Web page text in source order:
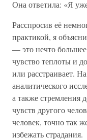
Она ответила: «Я
Расспросив её
практикой, я
— это нечто
чувство теплоты и
или расстраивает.
аналитического
а также стремления
чувств другого
человек, точно так
избежать страдания.